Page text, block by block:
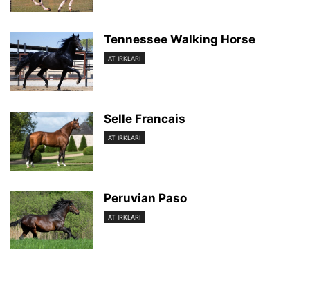
Tennessee Walking Horse
AT IRKLARI
Selle Francais
AT IRKLARI
Peruvian Paso
AT IRKLARI